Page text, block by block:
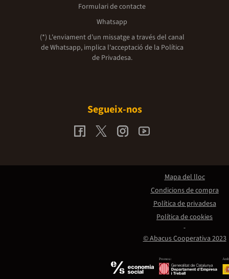
Formulari de contacte
Whatsapp
(*) L'enviament d’un missatge a través del canal
de Whatsapp, implica l'acceptació de la Política
de Privadesa.
Segueix-nos
Promou:
© Abacus Cooperativa 2023
Mapa del lloc
Condicions de compra
Política de privadesa
Política de cookies